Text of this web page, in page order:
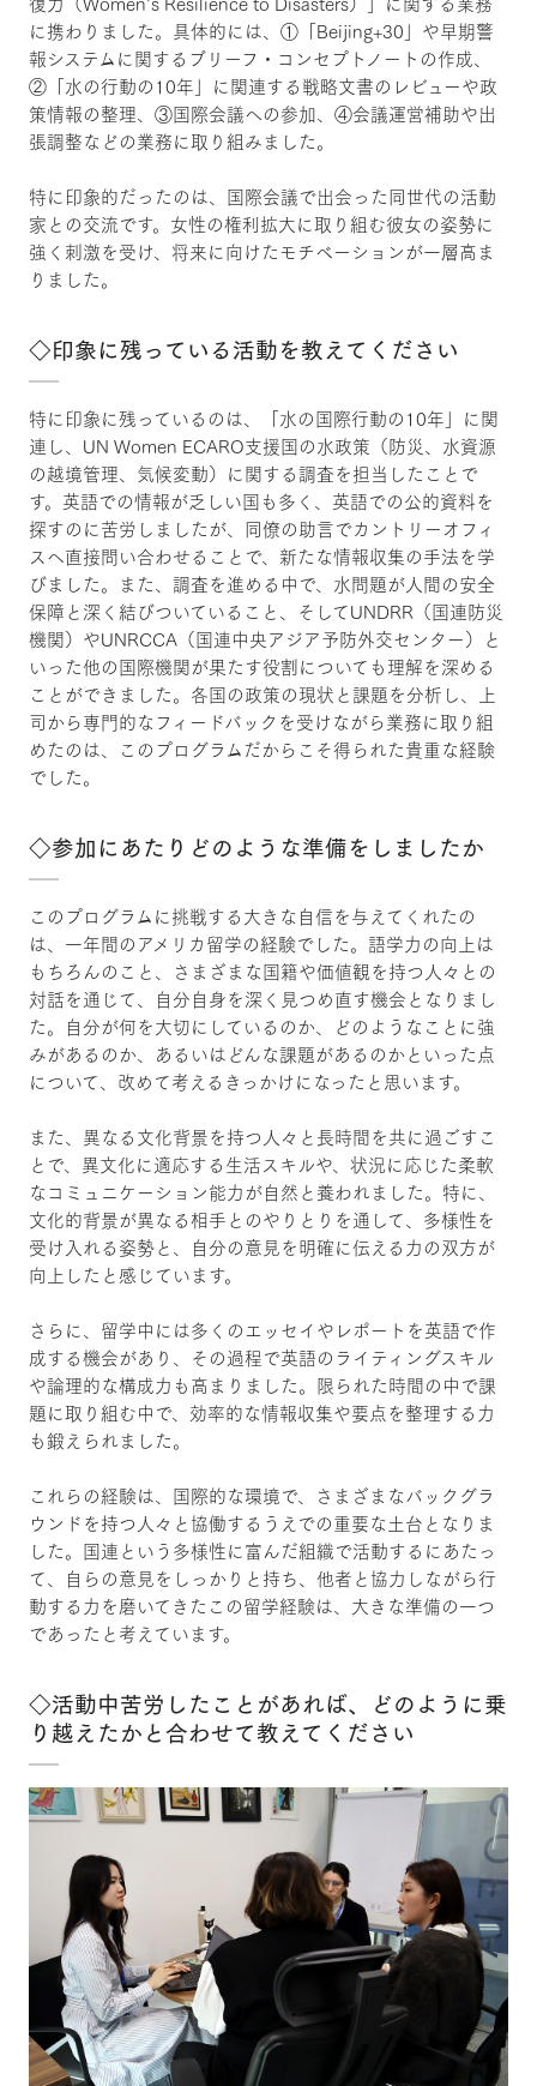
に携わりました。具体的には、①「Beijing+30」や早期警
報システムに関するブリーフ・コンセプトノートの作成、
②「水の行動の10年」に関連する戦略文書のレビューや政
策情報の整理、③国際会議への参加、④会議運営補助や出
張調整などの業務に取り組みました。
特に印象的だったのは、国際会議で出会った同世代の活動
家との交流です。女性の権利拡大に取り組む彼女の姿勢に
強く刺激を受け、将来に向けたモチベーションが一層高ま
りました。
◇印象に残っている活動を教えてください
特に印象に残っているのは、「水の国際行動の10年」に関
連し、UN Women ECARO支援国の水政策（防災、水資源
の越境管理、気候変動）に関する調査を担当したことで
す。英語での情報が乏しい国も多く、英語での公的資料を
探すのに苦労しましたが、同僚の助言でカントリーオフィ
スへ直接問い合わせることで、新たな情報収集の手法を学
びました。また、調査を進める中で、水問題が人間の安全
保障と深く結びついていること、そしてUNDRR（国連防災
機関）やUNRCCA（国連中央アジア予防外交センター）と
いった他の国際機関が果たす役割についても理解を深める
ことができました。各国の政策の現状と課題を分析し、上
司から専門的なフィードバックを受けながら業務に取り組
めたのは、このプログラムだからこそ得られた貴重な経験
でした。
◇参加にあたりどのような準備をしましたか
このプログラムに挑戦する大きな自信を与えてくれたの
は、一年間のアメリカ留学の経験でした。語学力の向上は
もちろんのこと、さまざまな国籍や価値観を持つ人々との
対話を通じて、自分自身を深く見つめ直す機会となりまし
た。自分が何を大切にしているのか、どのようなことに強
みがあるのか、あるいはどんな課題があるのかといった点
について、改めて考えるきっかけになったと思います。
また、異なる文化背景を持つ人々と長時間を共に過ごすこ
とで、異文化に適応する生活スキルや、状況に応じた柔軟
なコミュニケーション能力が自然と養われました。特に、
文化的背景が異なる相手とのやりとりを通して、多様性を
受け入れる姿勢と、自分の意見を明確に伝える力の双方が
向上したと感じています。
さらに、留学中には多くのエッセイやレポートを英語で作
成する機会があり、その過程で英語のライティングスキル
や論理的な構成力も高まりました。限られた時間の中で課
題に取り組む中で、効率的な情報収集や要点を整理する力
も鍛えられました。
これらの経験は、国際的な環境で、さまざまなバックグラ
ウンドを持つ人々と協働するうえでの重要な土台となりま
した。国連という多様性に富んだ組織で活動するにあたっ
て、自らの意見をしっかりと持ち、他者と協力しながら行
動する力を磨いてきたこの留学経験は、大きな準備の一つ
であったと考えています。
◇活動中苦労したことがあれば、どのように乗
り越えたかと合わせて教えてください